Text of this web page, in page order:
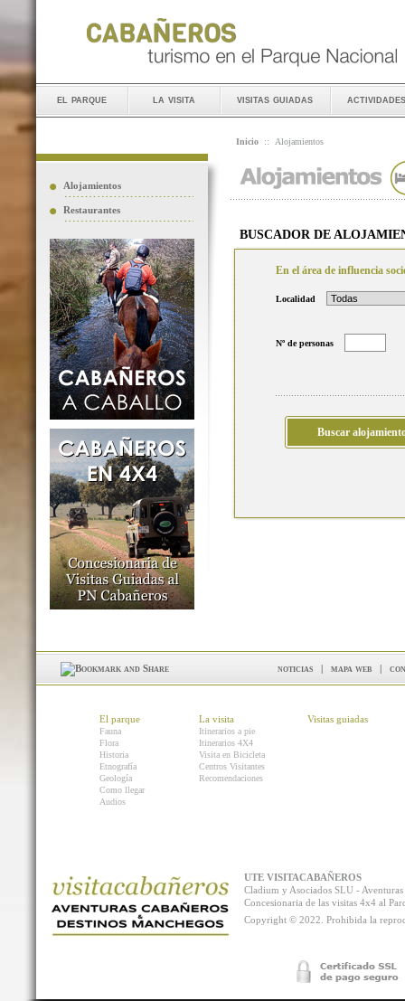
el parque la visita visitas guiadas actividades
Alojamientos
Restaurantes
Inicio :: Alojamientos
BUSCADOR DE
En el área de influencia
Localidad
Nº de personas
noticias | mapa web |
El parque
Fauna
Flora
Historia
Etnografía
Geología
Como llegar
Audios
La visita
Itinerarios a pie
Itinerarios 4X4
Visita en Bicicleta
Centros Visitantes
Recomendaciones
Visitas guiadas
UTE VISITACABAÑEROS
Cladium y Asociados SLU -
Concesionaria de las visitas 4x4 al
Copyright © 2022. Prohibida la